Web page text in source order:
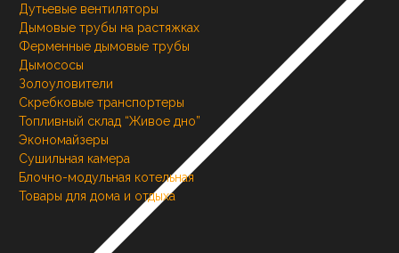
Дутьевые вентиляторы
Дымовые трубы на растяжках
Ферменные дымовые трубы
Дымососы
Золоуловители
Скребковые транспортеры
Топливный склад “Живое дно”
Экономайзеры
Сушильная камера
Блочно-модульная котельная
Товары для дома и отдыха